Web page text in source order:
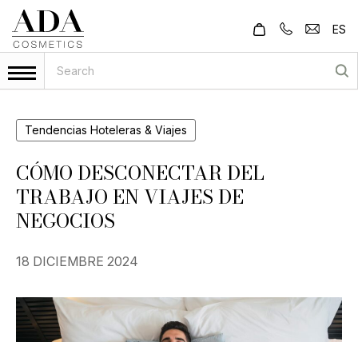
ES
Tendencias Hoteleras & Viajes
CÓMO DESCONECTAR DEL
TRABAJO EN VIAJES DE
NEGOCIOS
18 DICIEMBRE 2024